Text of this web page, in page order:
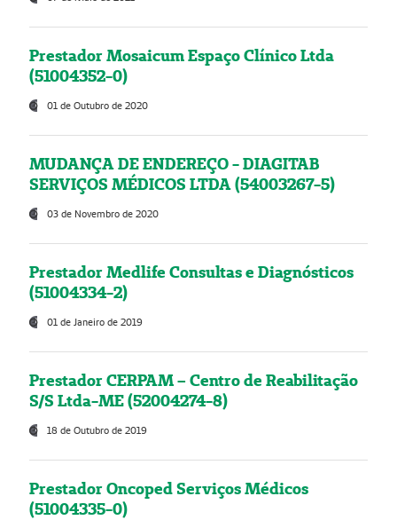
Prestador Mosaicum Espaço Clínico Ltda
(51004352-0)
01 de Outubro de 2020
MUDANÇA DE ENDEREÇO - DIAGITAB
SERVIÇOS MÉDICOS LTDA (54003267-5)
03 de Novembro de 2020
Prestador Medlife Consultas e Diagnósticos
(51004334-2)
01 de Janeiro de 2019
Prestador CERPAM – Centro de Reabilitação
S/S Ltda-ME (52004274-8)
18 de Outubro de 2019
Prestador Oncoped Serviços Médicos
(51004335-0)